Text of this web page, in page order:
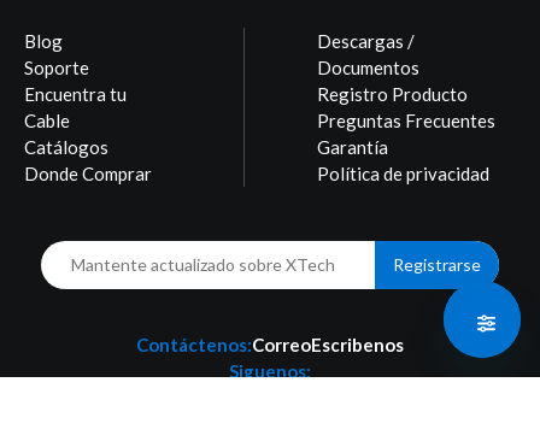
Blog
Soporte
Encuentra tu
Cable
Catálogos
Donde Comprar
Descargas /
Documentos
Registro Producto
Preguntas Frecuentes
Garantía
Política de privacidad
Registrarse
Contáctenos:CorreoEscribenos
Siguenos: